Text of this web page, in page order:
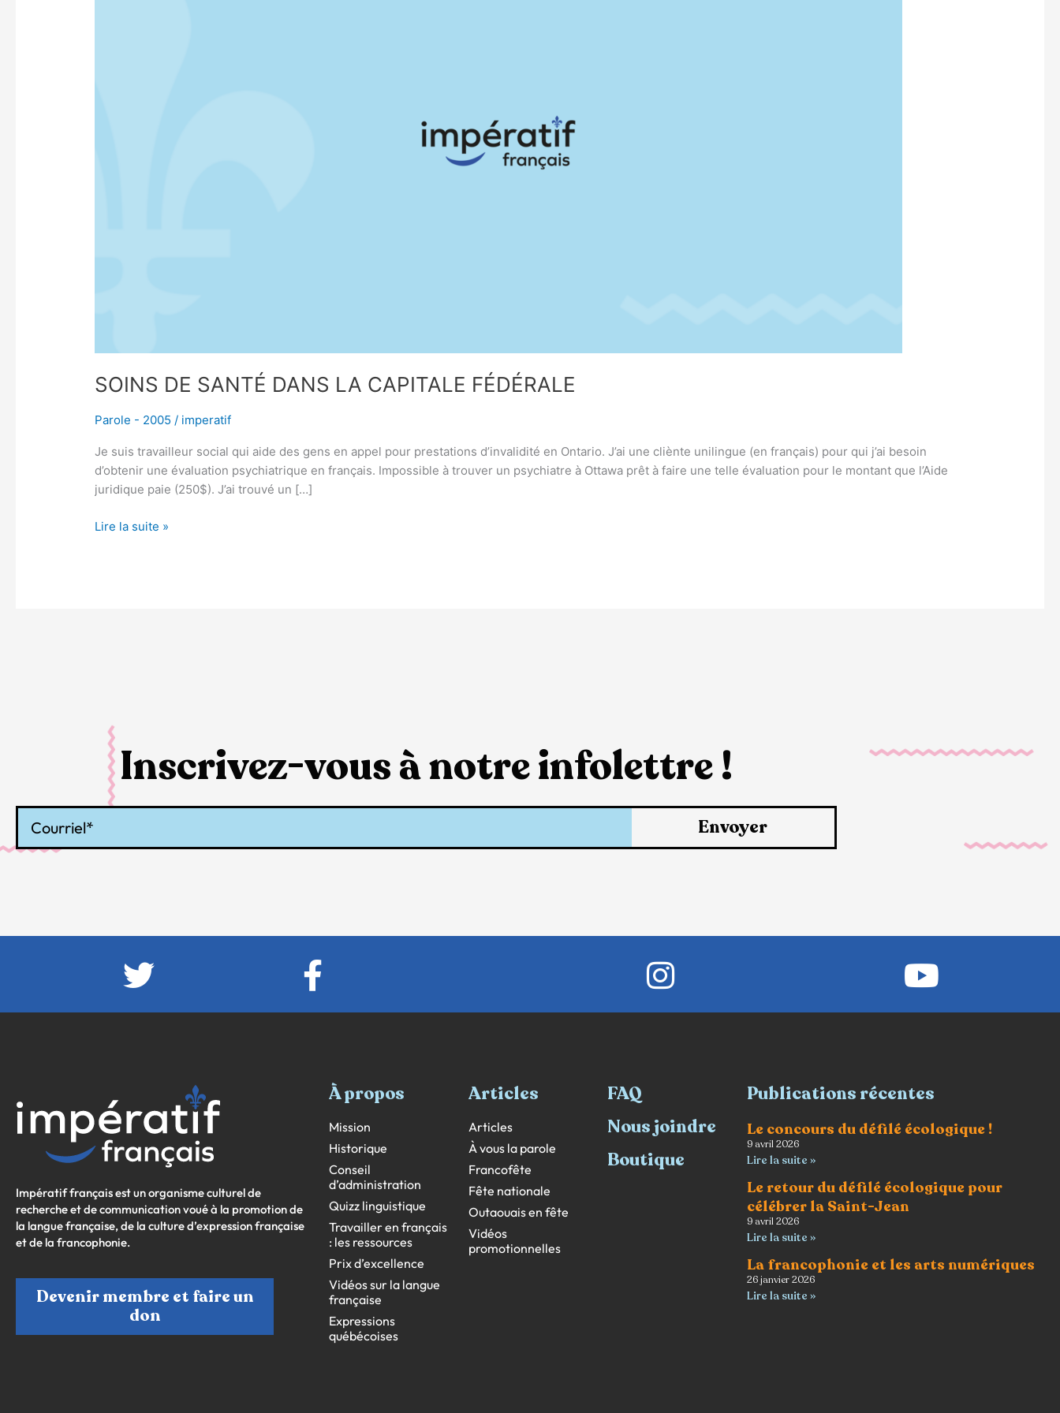
SOINS DE SANTÉ DANS LA CAPITALE FÉDÉRALE
Parole - 2005 / imperatif
Je suis travailleur social qui aide des gens en appel pour prestations d’invalidité en Ontario. J’ai une cliènte unilingue (en français) pour qui j’ai besoin
d’obtenir une évaluation psychiatrique en français. Impossible à trouver un psychiatre à Ottawa prêt à faire une telle évaluation pour le montant que l’Aide
juridique paie (250$). J’ai trouvé un […]
Lire la suite »
Inscrivez-vous à notre infolettre !
Envoyer
Impératif français est un organisme culturel de
recherche et de communication voué à la promotion de
la langue française, de la culture d’expression française
et de la francophonie.
Devenir membre et faire un
don
À propos
Mission
Historique
Conseil
d’administration
Quizz linguistique
Travailler en français
: les ressources
Prix d’excellence
Vidéos sur la langue
française
Expressions
québécoises
Articles
Articles
À vous la parole
Francofête
Fête nationale
Outaouais en fête
Vidéos
promotionnelles
FAQ
Nous joindre
Boutique
Publications récentes
Le concours du défilé écologique !
9 avril 2026
Lire la suite »
Le retour du défilé écologique pour
célébrer la Saint-Jean
9 avril 2026
Lire la suite »
La francophonie et les arts numériques
26 janvier 2026
Lire la suite »